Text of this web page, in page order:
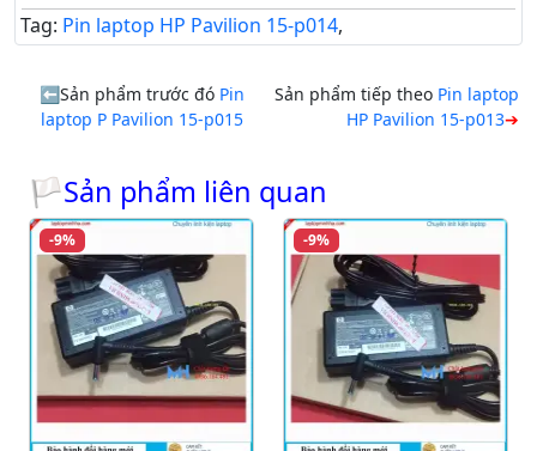
Tag: Pin laptop HP Pavilion 15-p014,
Sản phẩm trước đó Pin
laptop P Pavilion 15-p015
Sản phẩm tiếp theo Pin laptop
HP Pavilion 15-p013
🏳Sản phẩm liên quan
-9% -9%